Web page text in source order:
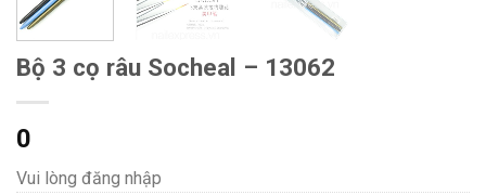
Bộ 3 cọ râu Socheal – 13062
0
Vui lòng đăng nhập